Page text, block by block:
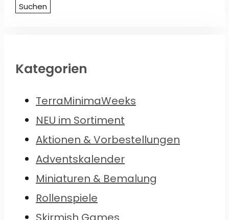
nach:
Suchen
Kategorien
TerraMinimaWeeks
NEU im Sortiment
Aktionen & Vorbestellungen
Adventskalender
Miniaturen & Bemalung
Rollenspiele